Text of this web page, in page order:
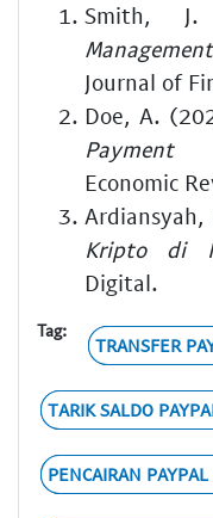
Smith,
Journal of
Doe, A.
Payment
Economic
Kripto di
Digital.
Tag:
TRANSFER
TARIK SALDO
PENCAIRAN